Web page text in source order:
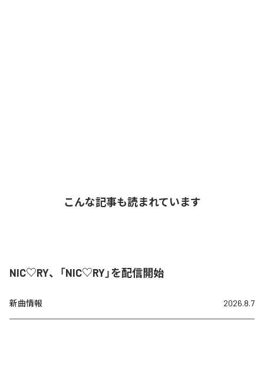
こんな記事も読まれています
NIC♡RY、「NIC♡RY」を配信開始
新曲情報 2026.8.7